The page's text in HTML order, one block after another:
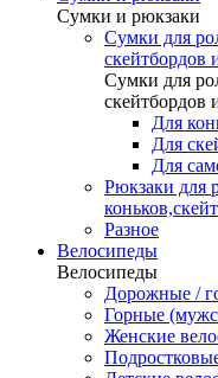
Сумки и рюкзаки
Сумки для
скейтбордов
Сумки для
скейтбордов
Для
Для
Для
Рюкзаки для
Разное
Велосипеды
Велосипеды
Дорожные /
Горные
Женские